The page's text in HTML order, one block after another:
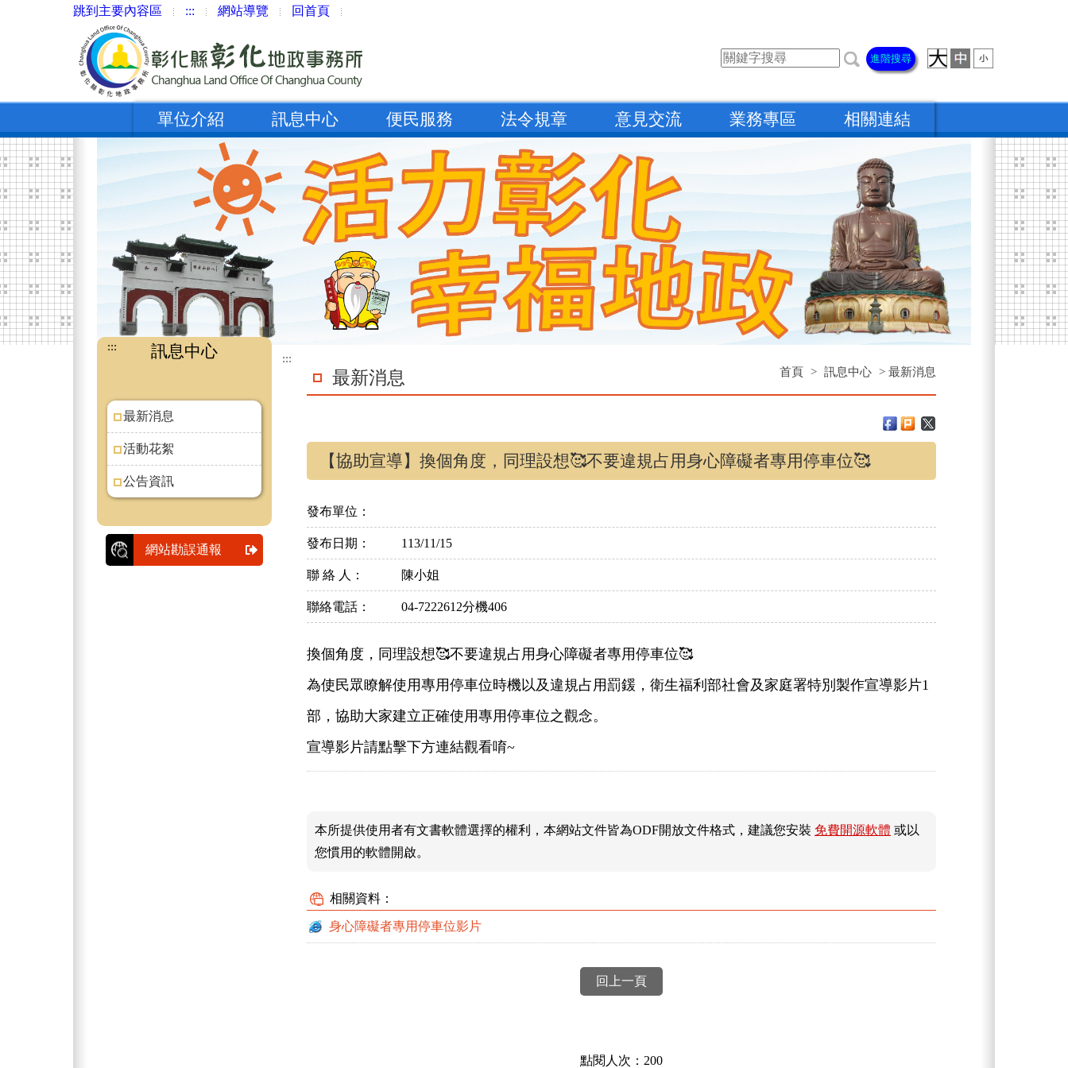
跳到主要內容區 ::: 網站導覽 回首頁
進階搜尋
單位介紹 訊息中心 便民服務 法令規章 意見交流 業務專區 相關連結
::: 訊息中心
最新消息
活動花絮
公告資訊
網站勘誤通報
:::
首頁 > 訊息中心 > 最新消息
最新消息
【協助宣導】換個角度，同理設想🥰不要違規占用身心障礙者專用停車位🥰
發布單位：
發布日期： 113/11/15
聯 絡 人： 陳小姐
聯絡電話： 04-7222612分機406
換個角度，同理設想🥰不要違規占用身心障礙者專用停車位🥰
為使民眾瞭解使用專用停車位時機以及違規占用罰鍰，衛生福利部社會及家庭署特別製作宣導影片1
部，協助大家建立正確使用專用停車位之觀念。
宣導影片請點擊下方連結觀看唷~
本所提供使用者有文書軟體選擇的權利，本網站文件皆為ODF開放文件格式，建議您安裝 免費開源軟體 或以
您慣用的軟體開啟。
相關資料：
身心障礙者專用停車位影片
回上一頁
點閱人次：200